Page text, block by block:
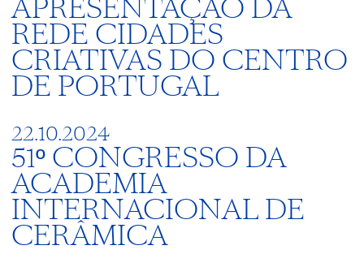
APRESENTAÇÃO DA
REDE CIDADES
CRIATIVAS DO CENTRO
DE PORTUGAL
22.10.2024
51º CONGRESSO DA
ACADEMIA
INTERNACIONAL DE
CERÂMICA